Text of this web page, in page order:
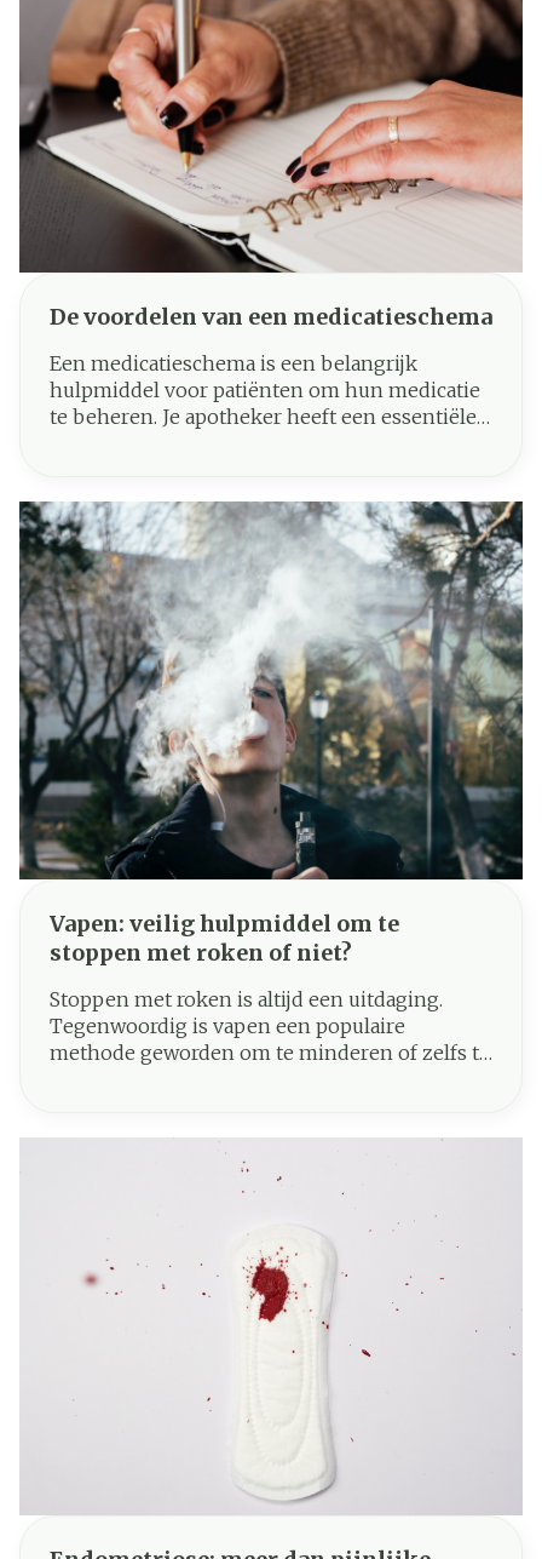
De voordelen van een medicatieschema
Een medicatieschema is een belangrijk
hulpmiddel voor patiënten om hun medicatie
te beheren. Je apotheker heeft een essentiële
waardoor bijwerkingen tot een minimum
worden beperkt. In dit artikel lichten we de
voordelen en het belang van
medicatieplanning toe.
Vapen: veilig hulpmiddel om te
stoppen met roken of niet?
Stoppen met roken is altijd een uitdaging.
Tegenwoordig is vapen een populaire
methode geworden om te minderen of zelfs te
beschouwen heel wat rokers als een gezonder
alternatief aangezien er geen tabak aan te pas
komt. Maar eigenlijk is het niet bewezen dat
vapen een effectieve methode is om te
stoppen met roken. Bovendien is het ook niet
geheel risicovrij, en in dit artikel werpen we
een licht op de potentiële negatieve gevolgen